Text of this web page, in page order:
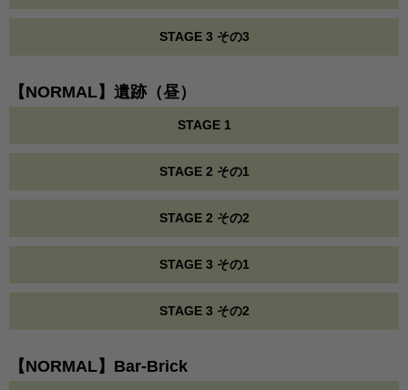
STAGE 3 その3
【NORMAL】遺跡（昼）
STAGE 1
STAGE 2 その1
STAGE 2 その2
STAGE 3 その1
STAGE 3 その2
【NORMAL】Bar-Brick